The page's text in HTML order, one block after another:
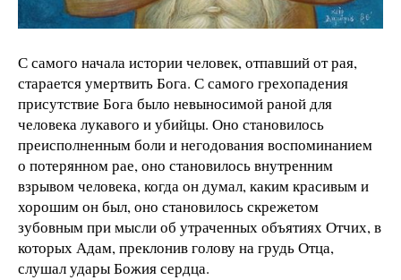
С самого начала истории человек, отпавший от рая,
старается умертвить Бога. С самого грехопадения
присутствие Бога было невыносимой раной для
человека лукавого и убийцы. Оно становилось
преисполненным боли и негодования воспоминанием
о потерянном рае, оно становилось внутренним
взрывом человека, когда он думал, каким красивым и
хорошим он был, оно становилось скрежетом
зубовным при мысли об утраченных объятиях Отчих, в
которых Адам, преклонив голову на грудь Отца,
слушал удары Божия сердца.